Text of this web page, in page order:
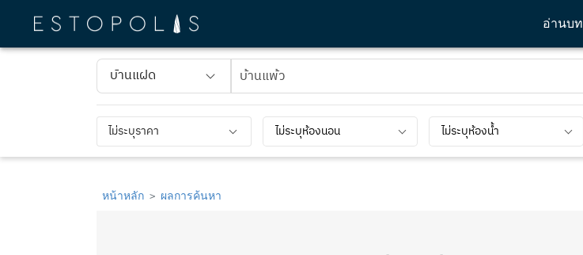
อ่านบ
บ้านแฝด
ไม่ระบุราคา ไม่ระบุห้องนอน ไม่ระบุห้องน้ำ
หน้าหลัก ผลการค้นหา